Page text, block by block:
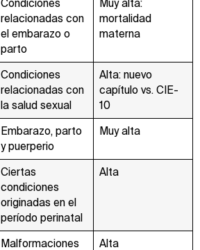
Condiciones
relacionadas con
el embarazo o
parto
Muy alta:
mortalidad
materna
Condiciones
relacionadas con
la salud sexual
Alta: nuevo
capítulo vs. CIE-
10
Embarazo, parto
y puerperio
Muy alta
Ciertas
condiciones
originadas en el
período perinatal
Alta
Malformaciones
Alta